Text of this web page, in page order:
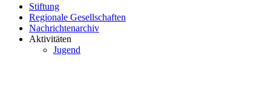
Stiftung
Regionale Gesellschaften
Nachrichtenarchiv
Aktivitäten
Jugend